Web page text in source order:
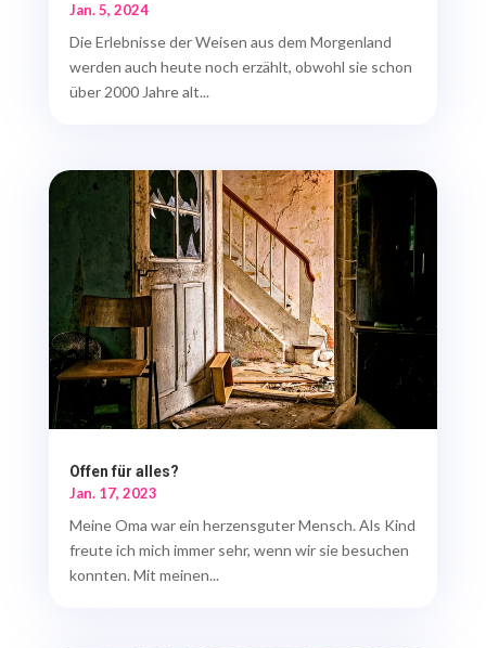
Jan. 5, 2024
Die Erlebnisse der Weisen aus dem Morgenland
werden auch heute noch erzählt, obwohl sie schon
über 2000 Jahre alt...
Offen für alles?
Jan. 17, 2023
Meine Oma war ein herzensguter Mensch. Als Kind
freute ich mich immer sehr, wenn wir sie besuchen
konnten. Mit meinen...